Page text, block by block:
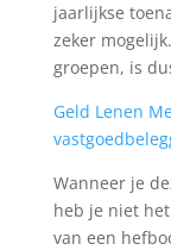
jaarlijkse
zeker
groepen, is
Geld Lenen
Wanneer je
heb je niet
van een